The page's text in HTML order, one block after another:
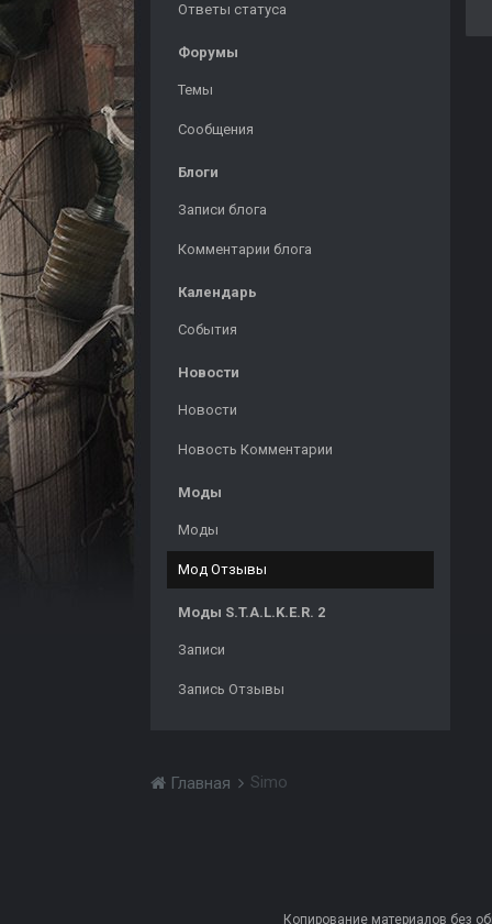
Ответы статуса
Форумы
Темы
Сообщения
Блоги
Записи блога
Комментарии блога
Календарь
События
Новости
Новости
Новость Комментарии
Моды
Моды
Мод Отзывы
Моды S.T.A.L.K.E.R. 2
Записи
Запись Отзывы
Главная Simo
Копирование материалов без